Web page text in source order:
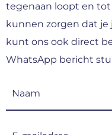
tegenaan loopt en tot
kunnen zorgen dat je
kunt ons ook direct
WhatsApp bericht